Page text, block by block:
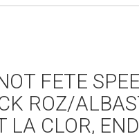
FETE
ROZ/
LA CLOR,